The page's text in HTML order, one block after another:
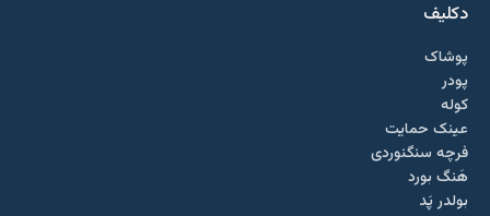
دکلیف​
پوشاک
پودر
کوله
عینک حمایت
فرچه سنگنوردی
هَنگ بورد
بولدر پَد